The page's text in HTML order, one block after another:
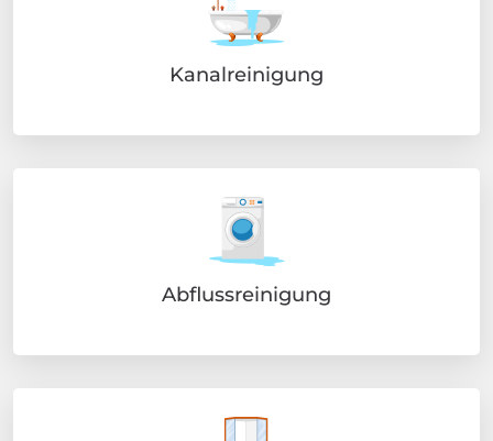
Kanalreinigung
Abflussreinigung